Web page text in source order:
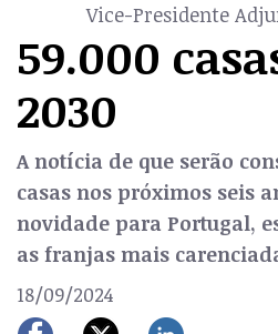
Vice-Presidente
59.000
2030
A notícia de que serão
casas nos próximos seis
novidade para Portugal,
as franjas mais
18/09/2024